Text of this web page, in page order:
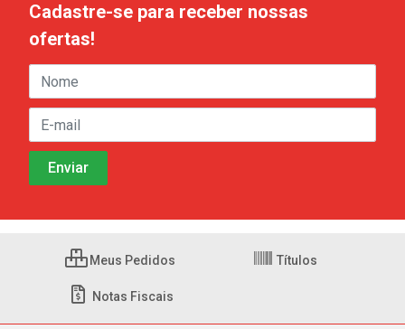
Cadastre-se para receber nossas
ofertas!
Meus Pedidos Títulos
Notas Fiscais